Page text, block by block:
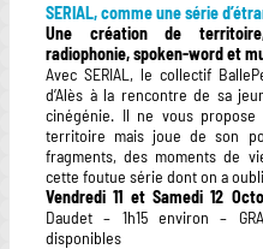
SERIAL, comme une série
Une création de
radiophonie, spoken-word et
Avec SERIAL, le collectif
d’Alès à la rencontre de sa
cinégénie. Il ne vous
territoire mais joue de son
fragments, des moments de
cette foutue série dont on a
Vendredi 11 et Samedi 12
Daudet – 1h15 environ –
disponibles